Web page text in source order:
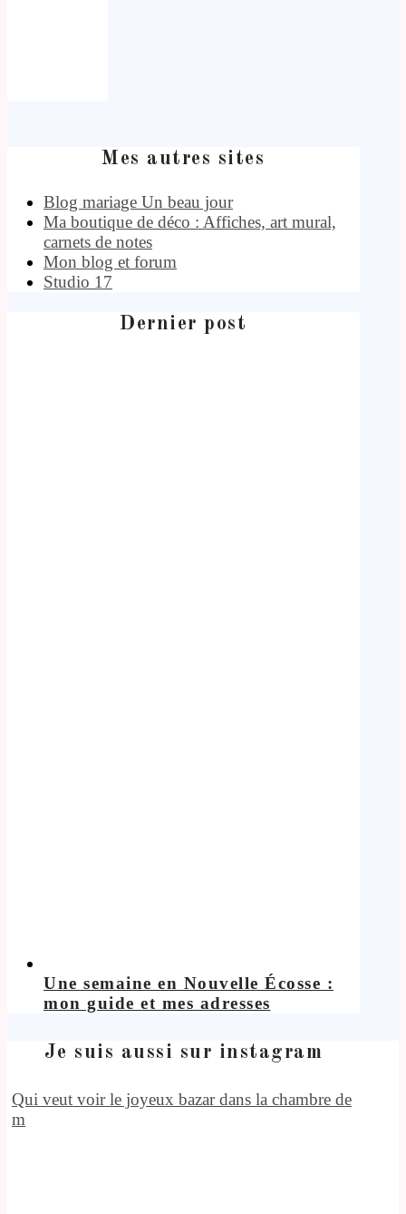
Mes autres sites
Blog mariage Un beau jour
Ma boutique de déco : Affiches, art mural,
carnets de notes
Mon blog et forum
Studio 17
Dernier post
Une semaine en Nouvelle Écosse :
mon guide et mes adresses
Je suis aussi sur instagram
Qui veut voir le joyeux bazar dans la chambre de
m